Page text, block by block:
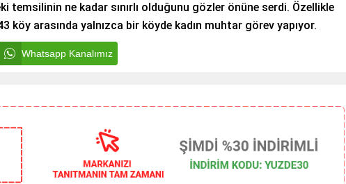
temsilinin ne kadar sınırlı olduğunu gözler önüne serdi. Özellikle
köy arasında yalnızca bir köyde kadın muhtar görev yapıyor.
Whatsapp Kanalımız